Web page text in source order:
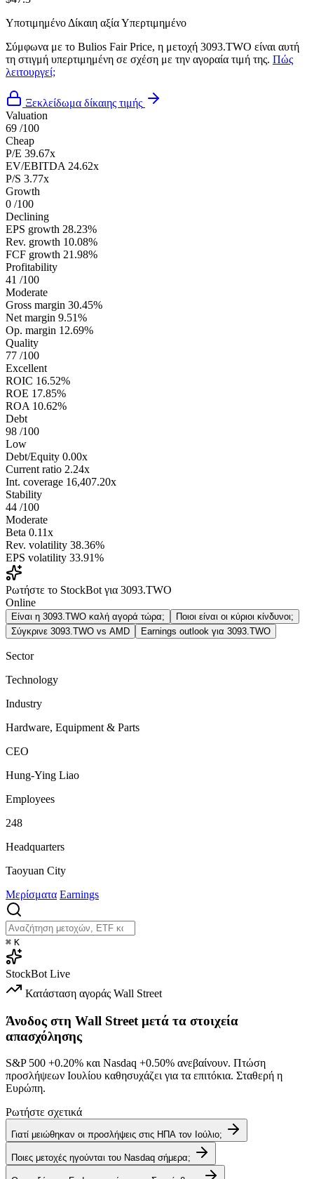
Υποτιμημένο Δίκαιη αξίαΥπερτιμημένο
Σύμφωνα με το Bulios Fair Price, η μετοχή 3093.TWO είναι αυτή
τη στιγμή υπερτιμημένη σε σχέση με την αγοραία τιμή της. Πώς
λειτουργεί;
Ξεκλείδωμα δίκαιης τιμής
Valuation
69 /100
Cheap
P/E 39.67x
EV/EBITDA 24.62x
P/S 3.77x
Growth
0 /100
Declining
EPS growth 28.23%
Rev. growth 10.08%
FCF growth 21.98%
Profitability
41 /100
Moderate
Gross margin 30.45%
Net margin 9.51%
Op. margin 12.69%
Quality
77 /100
Excellent
ROIC 16.52%
ROE 17.85%
ROA 10.62%
Debt
98 /100
Low
Debt/Equity 0.00x
Current ratio 2.24x
Int. coverage 16,407.20x
Stability
44 /100
Moderate
Beta 0.11x
Rev. volatility 38.36%
EPS volatility 33.91%
Ρωτήστε το StockBot για 3093.TWO
Online
Είναι η 3093.TWO καλή αγορά τώρα;
Ποιοι είναι οι κύριοι κίνδυνοι;
Σύγκρινε 3093.TWO vs AMD
Earnings outlook για 3093.TWO
Sector
Technology
Industry
Hardware, Equipment & Parts
CEO
Hung-Ying Liao
Employees
248
Headquarters
Taoyuan City
Μερίσματα Earnings
⌘ K
StockBot Live
Κατάσταση αγοράς Wall Street
Άνοδος στη Wall Street μετά τα στοιχεία
απασχόλησης
S&P 500 +0.20% και Nasdaq +0.50% ανεβαίνουν. Πτώση
προσλήψεων Ιουλίου καθησυχάζει για τα επιτόκια. Σταθερή η
Ευρώπη.
Ρωτήστε σχετικά
Γιατί μειώθηκαν οι προσλήψεις στις ΗΠΑ τον Ιούλιο;
Ποιες μετοχές ηγούνται του Nasdaq σήμερα;